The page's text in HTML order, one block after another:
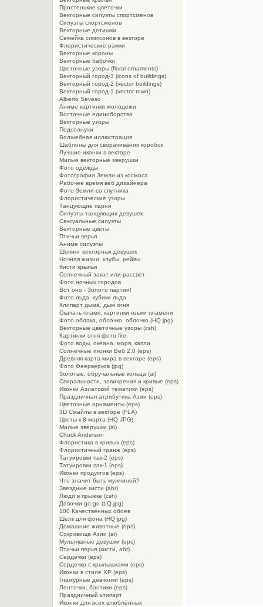
Простенькие цветочки
Векторные силуэты спортсменов
Силуэты спортсменов
Векторные детишки
Семейка симпсонов в векторе
Флористические рамки
Векторные короны
Векторные бабочки
Цветочные узоры (floral ornaments)
Векторный город-3 (icons of buildings)
Векторный город-2 (vector buildings)
Векторный город-1 (vector town)
Alberto Seveso
Aниме картинки молодежи
Восточные единоборства
Векторные узоры
Подсолнухи
Волшебная иллюстрация
Шаблоны для сворачивания коробок
Лучшие иконки в векторе
Милые векторные зверушки
Фото одежды
Фотографии Земли из космоса
Рабочее время веб дизайнера
Фото Земли со спутника
Флористические узоры
Танцующие парни
Силуэты танцующих девушек
Сексуальные силуэты
Векторные цветы
Птичьи перья
Аниме силуэты
Шопинг векторных девушек
Ночная жизни, клубы, рейвы
Кисти крылья
Солнечный закат или рассвет
Фото ночных городов
Вот оно - Золото партии!
Фото льда, кубики льда
Клипарт дыма, дым огня
Cкачать пламя, картинки языки пламени
Фото облака, облачко, облочко (HQ jpg)
Векторные цветочные узоры (csh)
Картинки огня фото fire
Фото воды, океана, моря, капли.
Солнечные иконки Веб 2.0 (eps)
Древняя карта мира в векторе (eps)
Фото Феерверков (jpg)
Золотые, обручальные кольца (ai)
Спиральности, завихрения и кривые (eps)
Иконки Азиатской тематики (eps)
Праздничная атрибутика Азии (eps)
Цветочные орнаменты (eps)
3D Смайлы в векторе (FLA)
Цветы к 8 марта (HQ JPG)
Милые зверушки (ai)
Chuck Anderson
Флористика в кривых (eps)
Флористичный гранж (eps)
Татуировки пак-2 (eps)
Татуировки пак-1 (eps)
Иконки продуктов (eps)
Что значит быть мужчиной?
Звездные кисти (abr)
Люди в прыжке (csh)
Девочки go-go (LQ jpg)
100 Качественных обоев
Шелк для фона (HQ jpg)
Домашние животные (eps)
Сокровища Азии (ai)
Мультяшные девушки (eps)
Птичьи перья (кисти, abr)
Сердечки (eps)
Сердечко с крылышками (eps)
Иконки в стиле XP (eps)
Гламурные девчонки (eps)
Ленточки, бантики (eps)
Праздничный клипарт
Иконки для всех влюблённых